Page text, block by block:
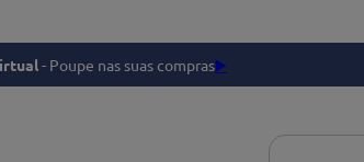
- Poupe nas suas compras▶️